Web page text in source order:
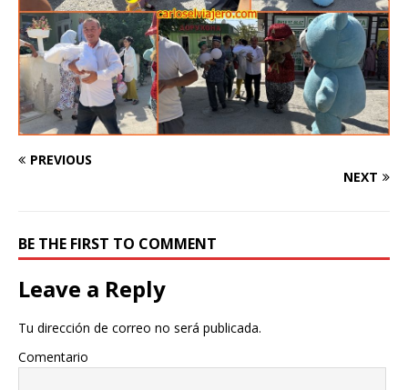
PREVIOUS
NEXT
BE THE FIRST TO COMMENT
Leave a Reply
Tu dirección de correo no será publicada.
Comentario